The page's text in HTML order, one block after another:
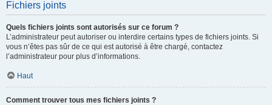
Fichiers joints
Quels fichiers joints sont autorisés sur ce forum ?
L’administrateur peut autoriser ou interdire certains types de fichiers joints. Si
vous n’êtes pas sûr de ce qui est autorisé à être chargé, contactez
l’administrateur pour plus d’informations.
Haut
Comment trouver tous mes fichiers joints ?